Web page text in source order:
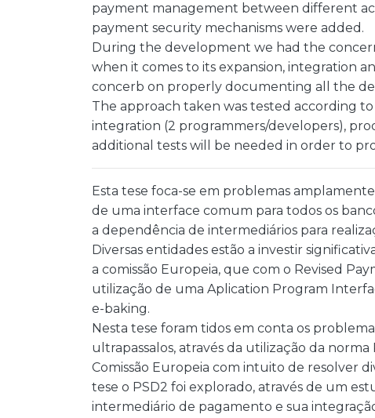
payment management between different
payment security mechanisms were added.
During the development we had the
when it comes to its expansion, integration
concerb on properly documenting all the
The approach taken was tested according
integration (2 programmers/developers),
additional tests will be needed in order to
Esta tese foca-se em problemas
de uma interface comum para todos os
a dependência de intermediários para
Diversas entidades estão a investir
a comissão Europeia, que com o Revised
utilização de uma Aplication Program
e-baking.
Nesta tese foram tidos em conta os
ultrapassalos, através da utilização da
Comissão Europeia com intuito de resolver
tese o PSD2 foi explorado, através de um
intermediário de pagamento e sua